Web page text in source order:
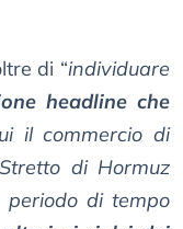
di “individuare
headline che
il commercio di
di Hormuz
di tempo